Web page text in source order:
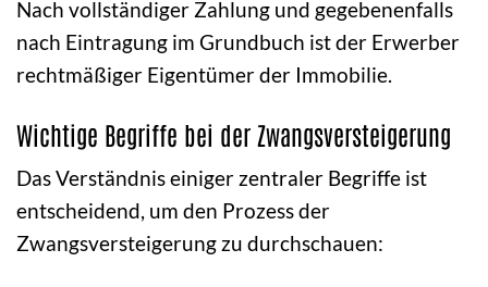
Nach vollständiger Zahlung und gegebenenfalls
nach Eintragung im Grundbuch ist der Erwerber
rechtmäßiger Eigentümer der Immobilie.
Wichtige Begriffe bei der Zwangsversteigerung
Das Verständnis einiger zentraler Begriffe ist
entscheidend, um den Prozess der
Zwangsversteigerung zu durchschauen: